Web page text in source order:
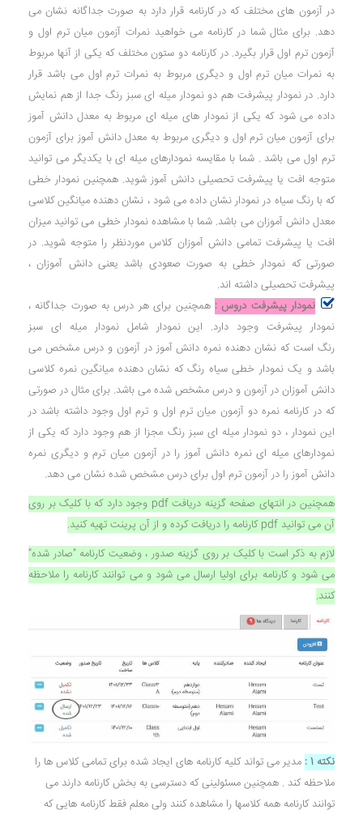
در آزمون های مختلف که در کارنامه قرار دارد به صورت جداگانه نشان می
دهد. برای مثال شما در کارنامه می خواهید نمرات آزمون میان ترم اول و
آزمون ترم اول قرار بگیرد. در کارنامه دو ستون مختلف که یکی از آنها مربوط
به نمرات میان ترم اول و دیگری مربوط به نمرات ترم اول می باشد قرار
دارد. در نمودار پیشرفت هم دو نمودار میله ای سبز رنگ جدا از هم نمایش
داده می شود که یکی از نمودار های میله ای مربوط به معدل دانش آموز
برای آزمون میان ترم اول و دیگری مربوط به معدل دانش آموز برای آزمون
ترم اول می باشد . شما با مقایسه نمودارهای میله ای با یکدیگر می توانید
متوجه افت یا پیشرفت تحصیلی دانش آموز شوید. همچنین نمودار خطی
که با رنگ سیاه در نمودار نشان داده می شود ، نشان دهنده میانگین کلاسی
معدل دانش آموزان می باشد. شما با مشاهده نمودار خطی می توانید میزان
افت یا پیشرفت تمامی دانش آموزان کلاس موردنظر را متوجه شوید. در
صورتی که نمودار خطی به صورت صعودی باشد یعنی دانش آموزان ،
پیشرفت تحصیلی داشته اند.
نمودار پیشرفت دروس : همچنین برای هر درس به صورت جداگانه ،
نمودار پیشرفت وجود دارد. این نمودار شامل نمودار میله ای سبز
رنگ است که نشان دهنده نمره دانش آموز در آزمون و درس مشخص می
باشد و یک نمودار خطی سیاه رنگ که نشان دهنده میانگین نمره کلاسی
دانش آموزان در آزمون و درس مشخص شده می باشد. برای مثال در صورتی
که در کارنامه نمره دو آزمون میان ترم اول و ترم اول وجود داشته باشد در
این نمودار ، دو نمودار میله ای سبز رنگ مجزا از هم وجود دارد که یکی از
نمودارهای میله ای نمره دانش آموز را در آزمون میان ترم و دیگری نمره
دانش آموز را در آزمون ترم اول برای درس مشخص شده نشان می دهد.
همچنین در انتهای صفحه گزینه دریافت pdf وجود دارد که با کلیک بر روی
آن می توانید pdf کارنامه را دریافت کرده و از آن پرینت تهیه کنید.
لازم به ذکر است با کلیک بر روی گزینه صدور ، وضعیت کارنامه "صادر شده"
می شود و کارنامه برای اولیا ارسال می شود و می توانند کارنامه را ملاحظه
کنند.
نکته 1 :
مدیر می تواند کلیه کارنامه های ایجاد شده برای تمامی کلاس ها را
ملاحظه کند . همچنین مسئولینی که دسترسی به بخش کارنامه دارند می
توانند کارنامه همه کلاسها را مشاهده کنند ولی معلم فقط کارنامه هایی که